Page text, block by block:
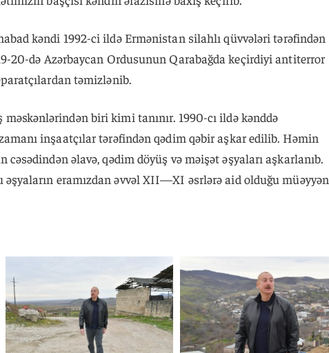
kəndi 1992-ci ildə Ermənistan silahlı qüvvələri tərəfindən
20-də Azərbaycan Ordusunun Qarabağda keçirdiyi antiterror
təmizlənib.
məskənlərindən biri kimi tanınır. 1990-cı ildə kənddə
inşaatçılar tərəfindən qədim qəbir aşkar edilib. Həmin
cəsədindən əlavə, qədim döyüş və məişət əşyaları aşkarlanıb.
eramızdan əvvəl XII—XI əsrlərə aid olduğu müəyyən